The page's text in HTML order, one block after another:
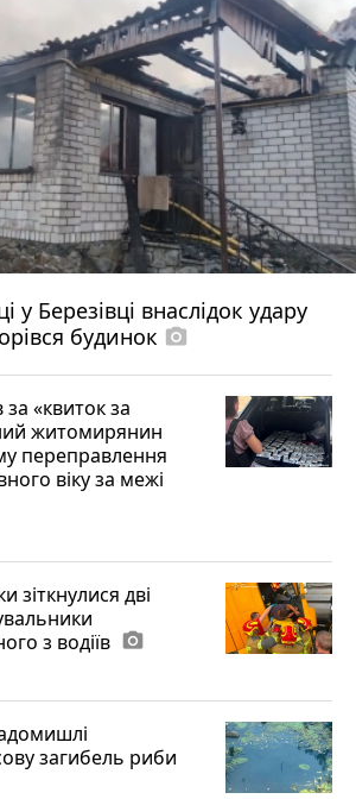
у Березівці внаслідок удару
будинок photo_camera
за «квиток за
житомирянин
переправлення
віку за межі
зіткнулися дві
з водіїв photo_camera
загибель риби